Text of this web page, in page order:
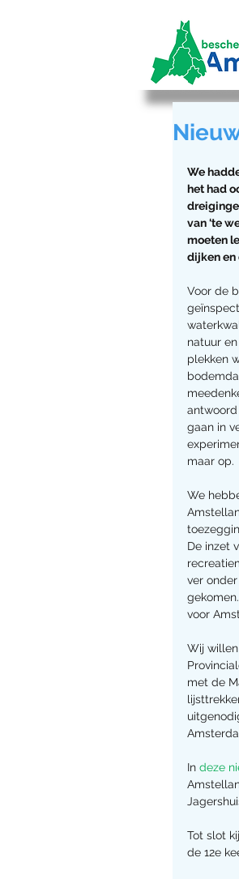
We
het had
van ‘te
moeten
dijken en
Voor de
natuur
plekken
gaan in
maar op.
We
De inzet
ver
voor
Wij
met de
In deze
Tot slot
de 12e